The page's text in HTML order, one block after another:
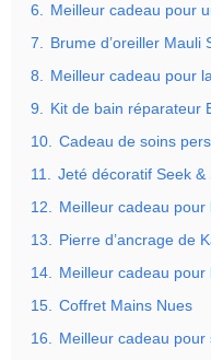
6. Meilleur cadeau pour
7. Brume d’oreiller Mauli
8. Meilleur cadeau pour
9. Kit de bain réparateur
10. Cadeau de soins
11. Jeté décoratif Seek &
12. Meilleur cadeau pour
13. Pierre d’ancrage de
14. Meilleur cadeau
15. Coffret Mains Nues
16. Meilleur cadeau